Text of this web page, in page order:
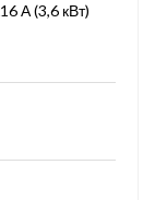
16 А (3,6 кВт)